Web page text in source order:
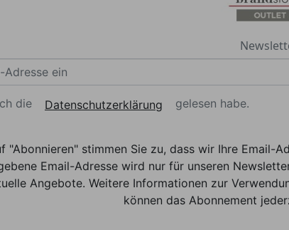
die Datenschutzerklärung gelesen habe.
"Abonnieren" stimmen Sie zu, dass wir Ihre Email-
Email-Adresse wird nur für unseren
Angebote. Weitere Informationen zur
können das Abonnement